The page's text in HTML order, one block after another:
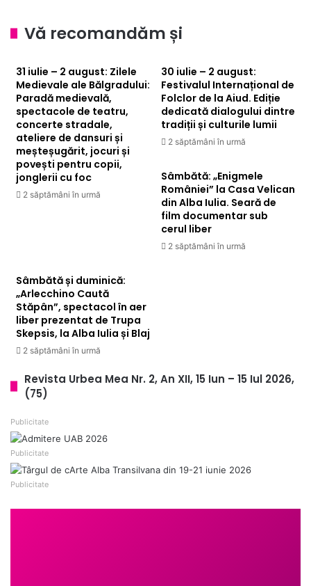
Vă recomandăm și
31 iulie – 2 august: Zilele
Medievale ale Bălgradului:
Paradă medievală,
spectacole de teatru,
concerte stradale,
ateliere de dansuri și
meșteșugărit, jocuri și
povești pentru copii,
jonglerii cu foc
2 săptămâni în urmă
30 iulie – 2 august:
Festivalul Internațional de
Folclor de la Aiud. Ediție
dedicată dialogului dintre
tradiții și culturile lumii
2 săptămâni în urmă
Sâmbătă: „Enigmele
României” la Casa Velican
din Alba Iulia. Seară de
film documentar sub
cerul liber
2 săptămâni în urmă
Sâmbătă și duminică:
„Arlecchino Caută
Stăpân”, spectacol în aer
liber prezentat de Trupa
Skepsis, la Alba Iulia și Blaj
2 săptămâni în urmă
Revista Urbea Mea Nr. 2, An XII, 15 Iun – 15 Iul 2026,
(75)
Publicitate
Publicitate
Publicitate